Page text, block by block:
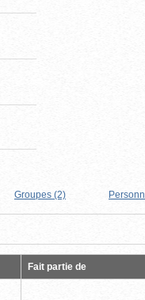
Groupes (2)
Fait partie de